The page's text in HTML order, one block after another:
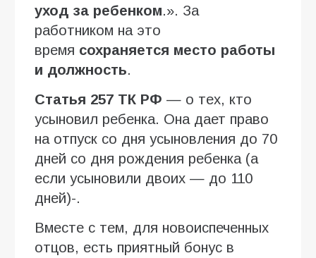
уход за ребенком.». За
работником на это
время сохраняется место работы
и должность.
Статья 257 ТК РФ — о тех, кто
усыновил ребенка. Она дает право
на отпуск со дня усыновления до 70
дней со дня рождения ребенка (а
если усыновили двоих — до 110
дней)-.
Вместе с тем, для новоиспеченных
отцов, есть приятный бонус в